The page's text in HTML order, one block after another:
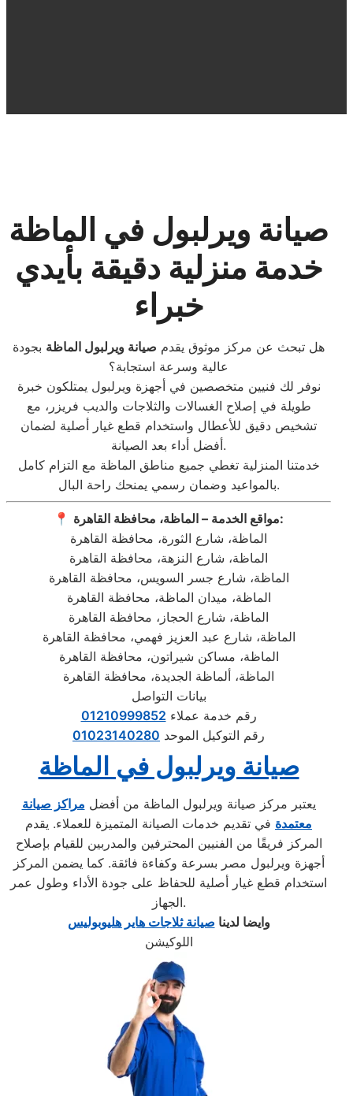
صيانة ويرلبول في الماظة
خدمة منزلية دقيقة بأيدي
خبراء
هل تبحث عن مركز موثوق يقدم صيانة ويرلبول الماظة بجودة
عالية وسرعة استجابة؟
نوفر لك فنيين متخصصين في أجهزة ويرلبول يمتلكون خبرة
طويلة في إصلاح الغسالات والثلاجات والديب فريزر، مع
تشخيص دقيق للأعطال واستخدام قطع غيار أصلية لضمان
أفضل أداء بعد الصيانة.
خدمتنا المنزلية تغطي جميع مناطق الماظة مع التزام كامل
بالمواعيد وضمان رسمي يمنحك راحة البال.
📍
مواقع الخدمة – الماظة، محافظة القاهرة:
الماظة، شارع الثورة، محافظة القاهرة
الماظة، شارع النزهة، محافظة القاهرة
الماظة، شارع جسر السويس، محافظة القاهرة
الماظة، ميدان الماظة، محافظة القاهرة
الماظة، شارع الحجاز، محافظة القاهرة
الماظة، شارع عبد العزيز فهمي، محافظة القاهرة
الماظة، مساكن شيراتون، محافظة القاهرة
الماظة، ألماظة الجديدة، محافظة القاهرة
بيانات التواصل
رقم خدمة عملاء 01210999852
رقم التوكيل الموحد 01023140280
صيانة ويرلبول في الماظة
يعتبر مركز صيانة ويرلبول الماظة من أفضل مراكز صيانة
معتمدة في تقديم خدمات الصيانة المتميزة للعملاء. يقدم
المركز فريقًا من الفنيين المحترفين والمدربين للقيام بإصلاح
أجهزة ويرلبول مصر بسرعة وكفاءة فائقة. كما يضمن المركز
استخدام قطع غيار أصلية للحفاظ على جودة الأداء وطول عمر
الجهاز.
وايضا لدينا صيانة ثلاجات هاير هليوبوليس
اللوكيشن